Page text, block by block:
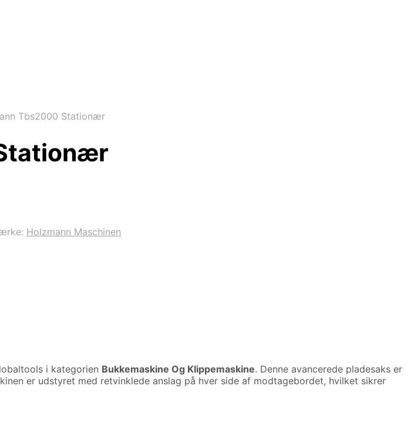
Tbs2000 Stationær
Holzmann Maschinen
i kategorien Bukkemaskine Og Klippemaskine. Denne avancerede pladesaks er
er udstyret med retvinklede anslag på hver side af modtagebordet, hvilket sikrer